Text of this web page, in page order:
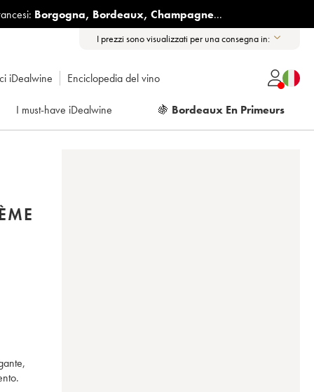
Borgogna, Bordeaux, Champagne...
I prezzi sono visualizzati per una consegna in:
iDealwine Enciclopedia del vino
I must-have iDealwine 🍇 Bordeaux En Primeurs